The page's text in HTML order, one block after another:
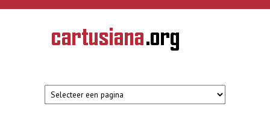
Overslaan en naar de inhoud gaan
CARTUSIANA
Geschiedenis
van de